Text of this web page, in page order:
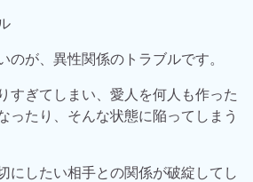
のが、異性関係のトラブルです。
すぎてしまい、愛人を何人も作った
ったり、そんな状態に陥ってしまう
にしたい相手との関係が破綻してし